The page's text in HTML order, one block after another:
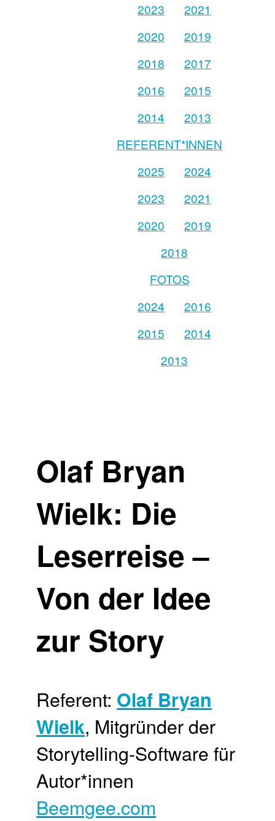
2023
2021
2020
2019
2018
2017
2016
2015
2014
2013
REFERENT*INNEN
2025
2024
2023
2021
2020
2019
2018
FOTOS
2024
2016
2015
2014
2013
Olaf Bryan
Wielk: Die
Leserreise –
Von der Idee
zur Story
Referent: Olaf Bryan
Wielk, Mitgründer der
Storytelling-Software für
Autor*innen
Beemgee.com